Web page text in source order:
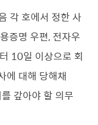
각 호에서 정한 사
증명 우편, 전자우
10일 이상으로 회
에 대해 당해채
갚아야 할 의무